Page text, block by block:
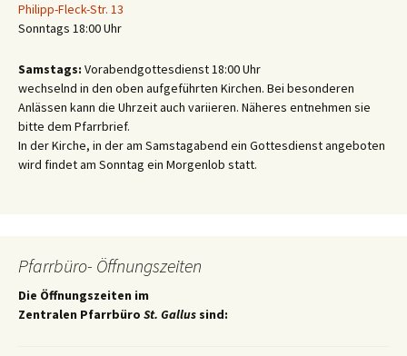
Philipp-Fleck-Str. 13
Sonntags 18:00 Uhr
Samstags: Vorabendgottesdienst 18:00 Uhr
wechselnd in den oben aufgeführten Kirchen. Bei besonderen
Anlässen kann die Uhrzeit auch variieren. Näheres entnehmen sie
bitte dem Pfarrbrief.
In der Kirche, in der am Samstagabend ein Gottesdienst angeboten
wird findet am Sonntag ein Morgenlob statt.
Pfarrbüro- Öffnungszeiten
Die Öffnungszeiten im
Zentralen Pfarrbüro St. Gallus sind: